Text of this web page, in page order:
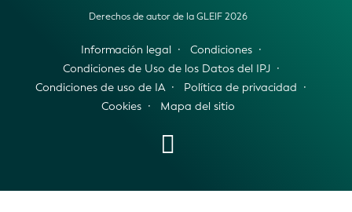
Derechos de autor de la GLEIF 2026
Información legal
Condiciones
Condiciones de Uso de los Datos del IPJ
Condiciones de uso de IA
Política de privacidad
Cookies
Mapa del sitio